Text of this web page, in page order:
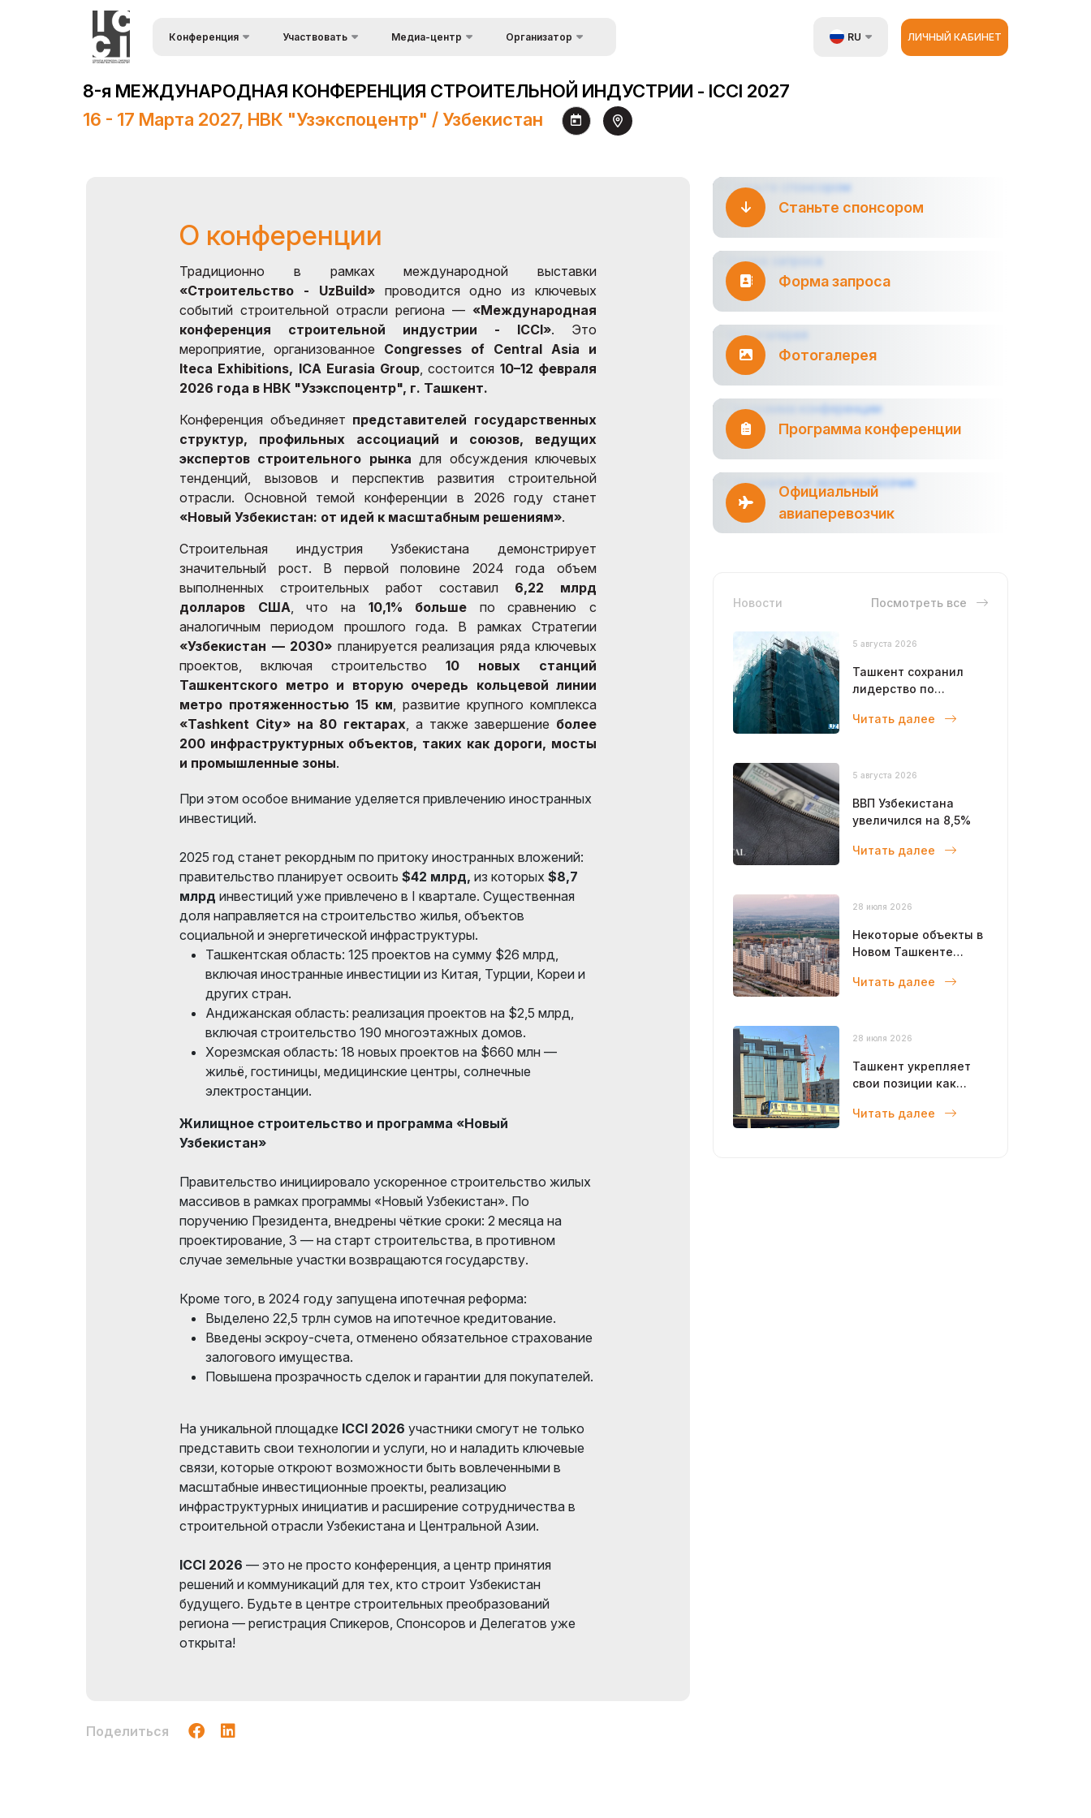
Конференция
Программа конференции
Спонсоры
Итоги конференции
Официальная поддержка
Участвовать
Список докладчиков
Медиа-центр
Фотогалерея
Видеогалерея
Организатор
Kонтакты
RU ЛИЧНЫЙ КАБИНЕТ
8-я МЕЖДУНАРОДНАЯ КОНФЕРЕНЦИЯ СТРОИТЕЛЬНОЙ ИНДУСТРИИ - ICCI 2027
16 - 17 Марта 2027, НВК "Узэкспоцентр" / Узбекистан
О конференции
Традиционно в рамках международной выставки
«Строительство - UzBuild»проводится одно из ключевых
событий строительной отрасли региона — «Международная
конференция строительной индустрии - ICCI». Это
мероприятие, организованное Congresses of Central Asia и
Iteca Exhibitions, ICA Eurasia Group , состоится 10–12 февраля
2026 года в НВК "Узэкспоцентр", г. Ташкент.
Конференция объединяет представителей государственных
структур, профильных ассоциаций и союзов, ведущих
экспертов строительного рынка для обсуждения ключевых
тенденций, вызовов и перспектив развития строительной
отрасли. Основной темой конференции в 2026 году станет
«Новый Узбекистан: от идей к масштабным решениям».
Строительная индустрия Узбекистана демонстрирует
значительный рост. В первой половине 2024 года объем
выполненных строительных работ составил 6,22 млрд
долларов США , что на 10,1% больше по сравнению с
аналогичным периодом прошлого года. В рамках Стратегии
«Узбекистан — 2030» планируется реализация ряда ключевых
проектов, включая строительство 10 новых станций
Ташкентского метро и вторую очередь кольцевой линии
метро протяженностью 15 км , развитие крупного комплекса
«Tashkent City» на 80 гектарах , а также завершение более
200 инфраструктурных объектов, таких как дороги, мосты
и промышленные зоны.
При этом особое внимание уделяется привлечению иностранных
инвестиций.
2025 год станет рекордным по притоку иностранных вложений:
правительство планирует освоить $42 млрд, из которых $8,7
млрд инвестиций уже привлечено в I квартале. Существенная
доля направляется на строительство жилья, объектов
социальной и энергетической инфраструктуры.
Ташкентская область: 125 проектов на сумму $26 млрд,
включая иностранные инвестиции из Китая, Турции, Кореи и
других стран.
Андижанская область: реализация проектов на $2,5 млрд,
включая строительство 190 многоэтажных домов.
Хорезмская область: 18 новых проектов на $660 млн —
жильё, гостиницы, медицинские центры, солнечные
электростанции.
Жилищное строительство и программа «Новый
Узбекистан»
Правительство инициировало ускоренное строительство жилых
массивов в рамках программы «Новый Узбекистан». По
поручению Президента, внедрены чёткие сроки: 2 месяца на
проектирование, 3 — на старт строительства, в противном
случае земельные участки возвращаются государству.
Кроме того, в 2024 году запущена ипотечная реформа:
Выделено 22,5 трлн сумов на ипотечное кредитование.
Введены эскроу-счета, отменено обязательное страхование
залогового имущества.
Повышена прозрачность сделок и гарантии для покупателей.
На уникальной площадке ICCI 2026 участники смогут не только
представить свои технологии и услуги, но и наладить ключевые
связи, которые откроют возможности быть вовлеченными в
масштабные инвестиционные проекты, реализацию
инфраструктурных инициатив и расширение сотрудничества в
строительной отрасли Узбекистана и Центральной Азии.
ICCI 2026 — это не просто конференция, а центр принятия
решений и коммуникаций для тех, кто строит Узбекистан
будущего. Будьте в центре строительных преобразований
региона — регистрация Спикеров, Спонсоров и Делегатов уже
открыта!
Поделиться
Станьте спонсором
Форма запроса
Фотогалерея
Программа конференции
Официальный
авиаперевозчик
Новости Посмотреть все
5 августа 2026
Ташкент сохранил
лидерство по
строительства
Читать далее
5 августа 2026
ВВП Узбекистана
увеличился на 8,5%
Читать далее
28 июля 2026
Некоторые объекты в
Новом Ташкенте
году
Читать далее
28 июля 2026
Ташкент укрепляет
свои позиции как
мегаполис
Читать далее